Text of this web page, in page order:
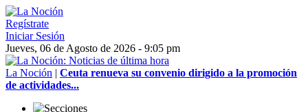
Regístrate
Iniciar Sesión
Jueves, 06 de Agosto de 2026 - 9:05 pm
La Noción | Ceuta renueva su convenio dirigido a la promoción
de actividades...